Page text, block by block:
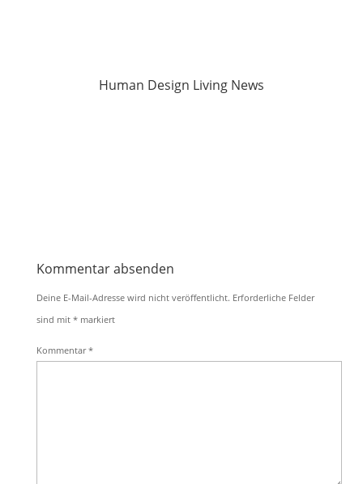
Human Design Living News
Kommentar absenden
Deine E-Mail-Adresse wird nicht veröffentlicht. Erforderliche Felder
sind mit *markiert
Kommentar*